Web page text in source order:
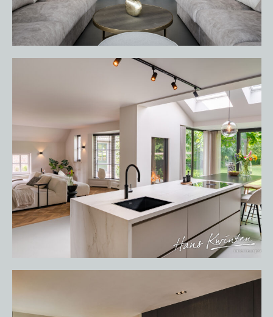
HOME
PORTFOLIO